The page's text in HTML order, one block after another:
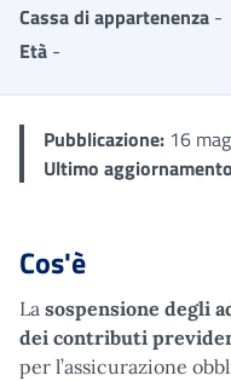
Cassa di appartenenza -
Età -
Pubblicazione: 16
Ultimo
Cos'è
La sospensione degli
dei contributi
per l’assicurazione